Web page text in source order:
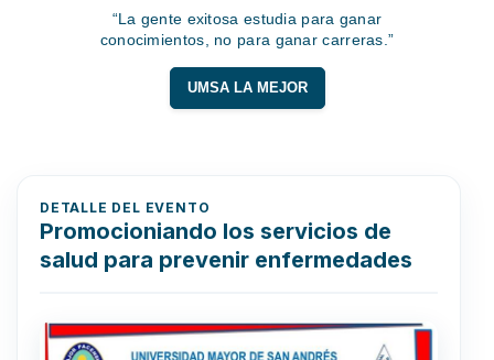
“La gente exitosa estudia para ganar
conocimientos, no para ganar carreras.”
UMSA LA MEJOR
DETALLE DEL EVENTO
Promocioniando los servicios de
salud para prevenir enfermedades